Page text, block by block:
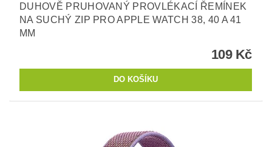
DUHOVĚ PRUHOVANÝ PROVLÉKACÍ ŘEMÍNEK
NA SUCHÝ ZIP PRO APPLE WATCH 38, 40 A 41
MM
109 Kč